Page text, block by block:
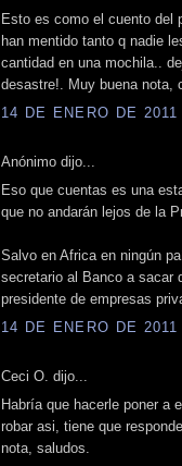
Esto es como el cuento del
han mentido tanto q nadie
cantidad en una mochila..
desastre!. Muy buena nota,
14 DE ENERO DE 2011
Anónimo dijo...
Eso que cuentas es una
que no andarán lejos de la
Salvo en Africa en ningún
secretario al Banco a sacar
presidente de empresas
14 DE ENERO DE 2011
Ceci O. dijo...
Habría que hacerle poner a
robar asi, tiene que
nota, saludos.